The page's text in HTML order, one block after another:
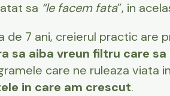
sa “le facem fata”, in
de 7 ani, creierul practic are
sa aiba vreun filtru care
care ne ruleaza viata
in care am crescut.